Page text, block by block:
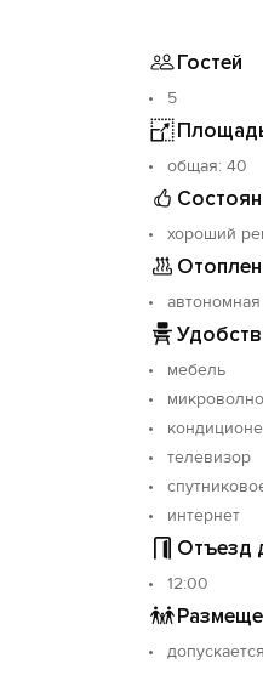
и пляжа 500 метров
с наслаждением.
Гостей
5
oбщая: 40
хороший
мебель
телевизор
интернет
Отъезд
12:00